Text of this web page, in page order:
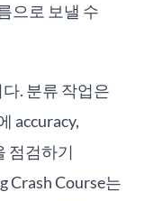
으로 보낼 수
. 분류 작업은
accuracy,
점검하기
Crash Course는